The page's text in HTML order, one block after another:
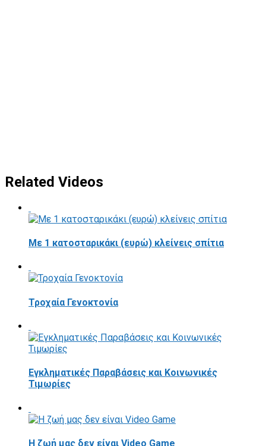
Related Videos
Με 1 κατοσταρικάκι (ευρώ) κλείνεις σπίτια
Τροχαία Γενοκτονία
Εγκληματικές Παραβάσεις και Κοινωνικές
Τιμωρίες
Η ζωή μας δεν είναι Video Game